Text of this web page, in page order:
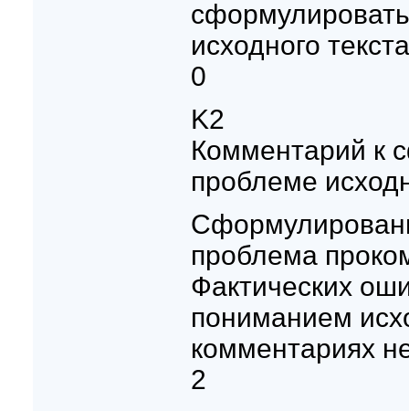
исходного
0
K2
Комментарий к
проблеме
проблема
Фактических
пониманием
комментариях
2